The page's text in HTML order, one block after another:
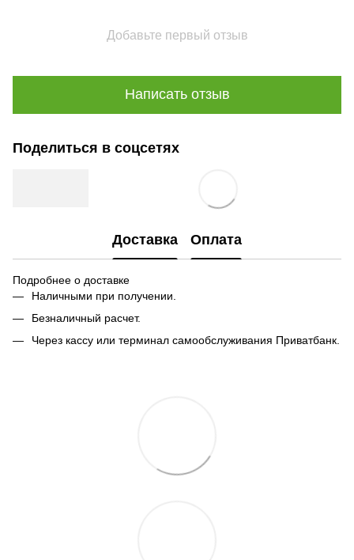
Добавьте первый отзыв
Написать отзыв
Поделиться в соцсетях
Доставка Оплата
Подробнее о доставке
Наличными при получении.
Безналичный расчет.
Через кассу или терминал самообслуживания Приватбанк.